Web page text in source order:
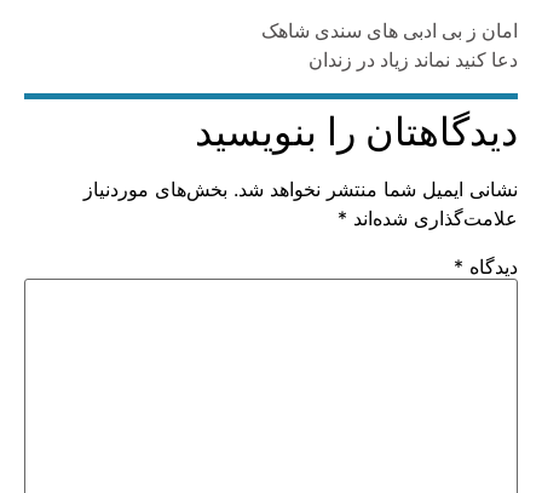
امان ز بی ادبی های سندی شاهک
دعا کنید نماند زیاد در زندان
دیدگاهتان را بنویسید
نشانی ایمیل شما منتشر نخواهد شد. بخش‌های موردنیاز
علامت‌گذاری شده‌اند *
دیدگاه *